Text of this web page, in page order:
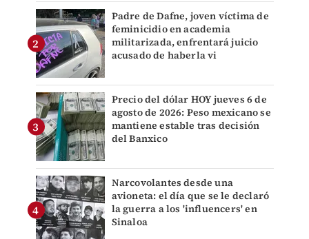
Padre de Dafne, joven víctima de
feminicidio en academia
militarizada, enfrentará juicio
acusado de haberla vi
Precio del dólar HOY jueves 6 de
agosto de 2026: Peso mexicano se
mantiene estable tras decisión
del Banxico
Narcovolantes desde una
avioneta: el día que se le declaró
la guerra a los 'influencers' en
Sinaloa